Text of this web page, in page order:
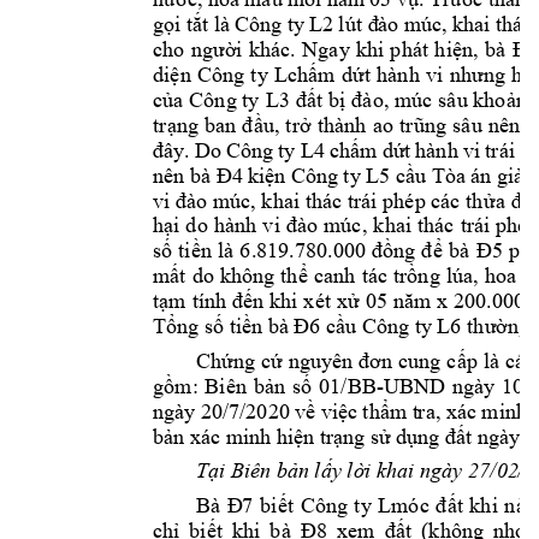
gọi tắt là Công ty L2 lút đào múc, khai thác
cho người khác. Ngay khi phát hiện, bà Đ3
diện Công ty Lchấm dứt hành vi nhưng họ
của Công ty L3 đất bị đào, múc sâu khoả
trạng ban đầu, trở thành ao trũng sâu nên
đây. Do Công ty L4 chấm dứt hành vi trái
nên bà Đ4 kiện Công ty L5 cầu Tòa án giải
vi đào múc, khai thác trái phép các thửa đấ
hại do hành vi đào múc, khai thác trái
số tiền là 6.819.780.000 đồng để bà Đ5 ph
mất do không thể canh tác trồng lúa, hoa
tạm tính đến khi xét xử 05 năm x
Tổng số tiền bà Đ6 cầu Công ty L6 thường
Chứng cứ nguyên đơn cung cấp là
gồm: Biên bản số 01/BB-UBND ngày 10/
ngày 20/7/2020 về việc thẩm tra, xác minh
bản xác minh hiện trạng sử dụng đất ngày
Tại Biên bản lấy lời khai ngày 27/02/
Bà Đ7 biết Công ty Lmóc đất khi n
chỉ biết khi bà Đ8 xem đất (không nhớ